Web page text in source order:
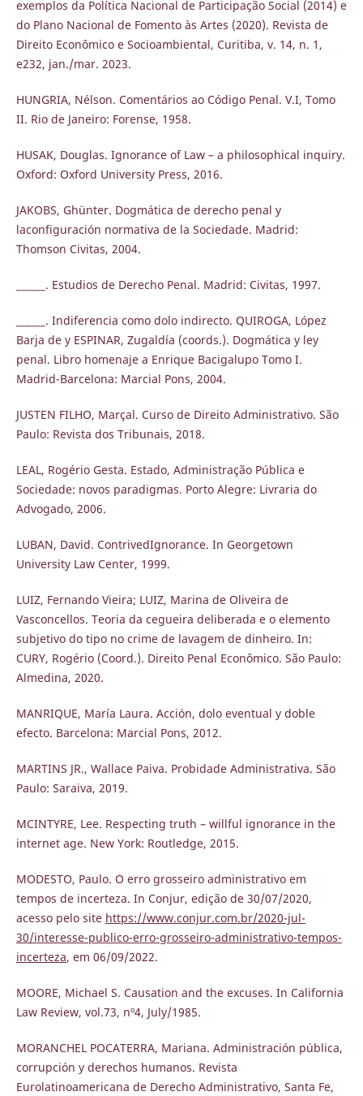
exemplos da Política Nacional de Participação Social (2014) e
do Plano Nacional de Fomento às Artes (2020). Revista de
Direito Econômico e Socioambiental, Curitiba, v. 14, n. 1,
e232, jan./mar. 2023.
HUNGRIA, Nélson. Comentários ao Código Penal. V.I, Tomo
II. Rio de Janeiro: Forense, 1958.
HUSAK, Douglas. Ignorance of Law – a philosophical inquiry.
Oxford: Oxford University Press, 2016.
JAKOBS, Ghünter. Dogmática de derecho penal y
laconfiguración normativa de la Sociedade. Madrid:
Thomson Civitas, 2004.
______. Estudios de Derecho Penal. Madrid: Civitas, 1997.
______. Indiferencia como dolo indirecto. QUIROGA, López
Barja de y ESPINAR, Zugaldía (coords.). Dogmática y ley
penal. Libro homenaje a Enrique Bacigalupo Tomo I.
Madrid-Barcelona: Marcial Pons, 2004.
JUSTEN FILHO, Marçal. Curso de Direito Administrativo. São
Paulo: Revista dos Tribunais, 2018.
LEAL, Rogério Gesta. Estado, Administração Pública e
Sociedade: novos paradigmas. Porto Alegre: Livraria do
Advogado, 2006.
LUBAN, David. ContrivedIgnorance. In Georgetown
University Law Center, 1999.
LUIZ, Fernando Vieira; LUIZ, Marina de Oliveira de
Vasconcellos. Teoria da cegueira deliberada e o elemento
subjetivo do tipo no crime de lavagem de dinheiro. In:
CURY, Rogério (Coord.). Direito Penal Econômico. São Paulo:
Almedina, 2020.
MANRIQUE, María Laura. Acción, dolo eventual y doble
efecto. Barcelona: Marcial Pons, 2012.
MARTINS JR., Wallace Paiva. Probidade Administrativa. São
Paulo: Saraiva, 2019.
MCINTYRE, Lee. Respecting truth – willful ignorance in the
internet age. New York: Routledge, 2015.
MODESTO, Paulo. O erro grosseiro administrativo em
tempos de incerteza. In Conjur, edição de 30/07/2020,
acesso pelo site https://www.conjur.com.br/2020-jul-
30/interesse-publico-erro-grosseiro-administrativo-tempos-
incerteza, em 06/09/2022.
MOORE, Michael S. Causation and the excuses. In California
Law Review, vol.73, nº4, July/1985.
MORANCHEL POCATERRA, Mariana. Administración pública,
corrupción y derechos humanos. Revista
Eurolatinoamericana de Derecho Administrativo, Santa Fe,